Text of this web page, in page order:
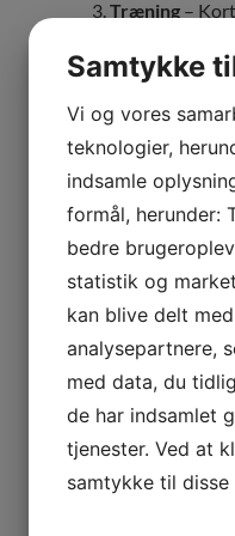
Træning –
CRM-
Kontakt os i dag på
og få en
kan optimere
samarbejdet med
Samtykke
Vi og vores
teknologier,
indsamle
formål, herunder:
bedre
statistik og
kan blive delt
analysepartnere,
med data, du
de har indsamlet
tjenester. Ved at
samtykke til disse